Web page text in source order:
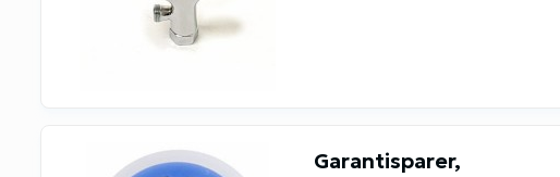
Garantisparer,